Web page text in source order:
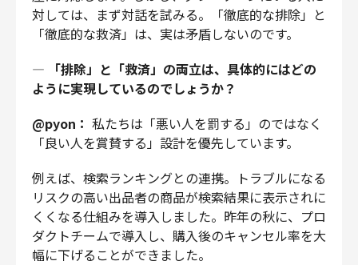
対しては、まず対話を試みる。「徹底的な排除」と
「徹底的な救済」は、実は矛盾しないのです。
—
「排除」と「救済」の両立は、具体的にはどの
ように実現しているのでしょうか？
@pyon： 私たちは「悪い人を罰する」のではなく
「良い人を賞賛する」設計を優先しています。
例えば、検索ランキングとの連携。トラブルになる
リスクの高い出品者の商品が検索結果に表示されに
くくなる仕組みを導入しました。昨年の秋に、プロ
ダクトチームで導入し、購入後のキャンセル率を大
幅に下げることができました。